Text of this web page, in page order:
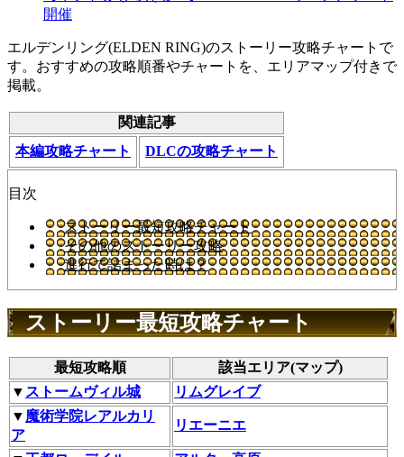
開催
エルデンリング(ELDEN RING)のストーリー攻略チャートで
す。おすすめの攻略順番やチャートを、エリアマップ付きで
掲載。
関連記事
本編攻略チャート
DLCの攻略チャート
目次
ストーリー最短攻略チャート
その他のストーリー攻略
進行で詰まった時は？
ストーリー最短攻略チャート
最短攻略順
該当エリア(マップ)
▼ ストームヴィル城
リムグレイブ
▼ 魔術学院レアルカリ
ア
リエーニエ